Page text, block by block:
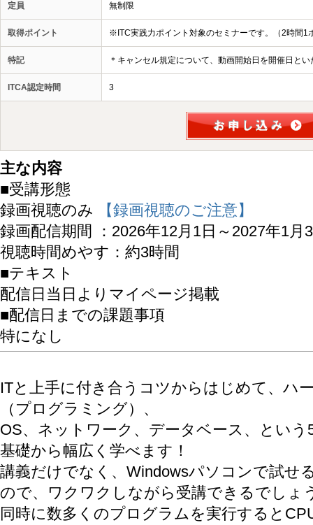
定員 無制限
取得ポイント ※ITC実践力ポイント対象のセミナーです。（2時間1
特記 ＊キャンセル規定について、動画開始日を開催日とい
ITCA認定時間 3
主な内容
■受講形態
録画視聴のみ
【録画視聴のご注意】
録画配信期間 ：2026年12月1日～2027年1月
視聴時間めやす：約3時間
■テキスト
配信日当日よりマイページ掲載
■配信日までの課題事項
特になし
ITと上手に付き合うコツからはじめて、ハ
（プログラミング）、
OS、ネットワーク、データベース、とい
基礎から幅広く学べます！
講義だけでなく、Windowsパソコンで試せ
ので、ワクワクしながら受講できるでしょ
同時に数多くのプログラムを実行すると